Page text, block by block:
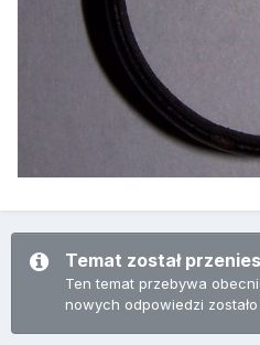
Temat został
Ten temat przebywa
nowych odpowiedzi